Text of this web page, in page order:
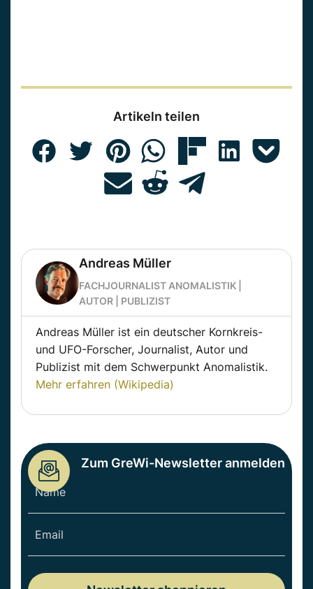
Artikeln teilen
Andreas Müller
FACHJOURNALIST ANOMALISTIK |
AUTOR | PUBLIZIST
Andreas Müller ist ein deutscher Kornkreis-
und UFO-Forscher, Journalist, Autor und
Publizist mit dem Schwerpunkt Anomalistik.
Mehr erfahren (Wikipedia)
Zum GreWi-Newsletter anmelden